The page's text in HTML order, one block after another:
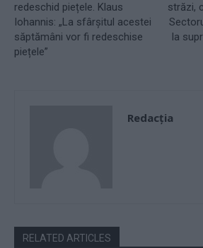
redeschid piețele. Klaus
Iohannis: „La sfârșitul acestei
săptămâni vor fi redeschise
piețele”
străzi,
la
Redacţia
RELATED ARTICLES